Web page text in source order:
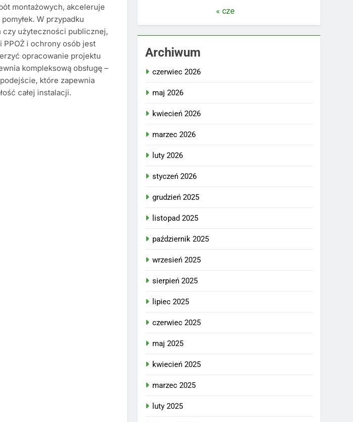
montażowych, akceleruje
W przypadku
czy użyteczności publicznej,
PPOŻ i ochrony osób jest
opracowanie projektu
kompleksową obsługę –
które zapewnia
całej instalacji.
« cze
Archiwum
czerwiec 2026
maj 2026
kwiecień 2026
marzec 2026
luty 2026
styczeń 2026
grudzień 2025
listopad 2025
październik 2025
wrzesień 2025
sierpień 2025
lipiec 2025
czerwiec 2025
maj 2025
kwiecień 2025
marzec 2025
luty 2025